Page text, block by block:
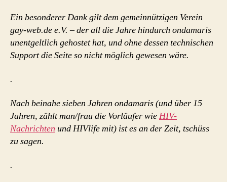
Ein besonderer Dank gilt dem gemeinnützigen Verein
gay-web.de e.V. – der all die Jahre hindurch ondamaris
unentgeltlich gehostet hat, und ohne dessen technischen
Support die Seite so nicht möglich gewesen wäre.
.
Nach beinahe sieben Jahren ondamaris (und über 15
Jahren, zählt man/frau die Vorläufer wieHIV-
Nachrichten und HIVlife mit) ist es an der Zeit, tschüss
zu sagen.
.